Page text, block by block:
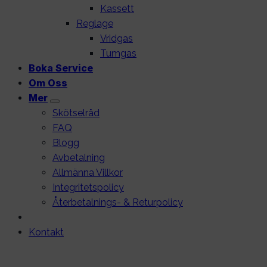
Kassett
Reglage
Vridgas
Tumgas
Boka Service
Om Oss
Mer
Skötselråd
FAQ
Blogg
Avbetalning
Allmänna Villkor
Integritetspolicy
Återbetalnings- & Returpolicy
Kontakt